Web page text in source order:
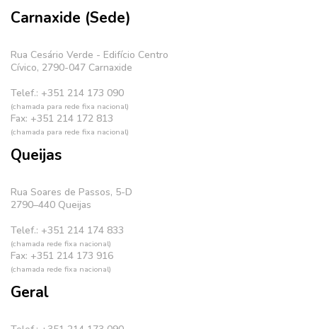
Carnaxide (Sede)
Rua Cesário Verde - Edifício Centro
Cívico, 2790-047 Carnaxide
Telef.: +351 214 173 090
(chamada para rede fixa nacional)
Fax: +351 214 172 813
(chamada para rede fixa nacional)
Queijas
Rua Soares de Passos, 5-D
2790–440 Queijas
Telef.: +351 214 174 833
(chamada rede fixa nacional)
Fax: +351 214 173 916
(chamada rede fixa nacional)
Geral